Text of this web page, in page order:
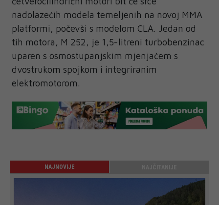
nadolazećih modela temeljenih na novoj MMA
platformi, počevši s modelom CLA. Jedan od
tih motora, M 252, je 1,5-litreni turbobenzinac
uparen s osmostupanjskim mjenjačem s
dvostrukom spojkom i integriranim
elektromotorom.
NAJNOVIJE